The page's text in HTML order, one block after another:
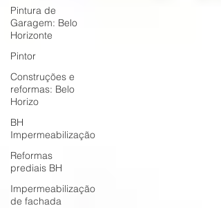
Pintura de
Garagem: Belo
Horizonte
Pintor
Construções e
reformas: Belo
Horizo
BH
Impermeabilização
Reformas
prediais BH
Impermeabilização
de fachada